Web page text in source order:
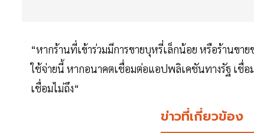
“หากร้านที่เข้าร่วมมีการขายบุหรี่เล็กน้อย หรือร้านขา
ใช้จ่ายนี้ หากอนาคตเชื่อมต่อแอปพลิเคชันทางรัฐ เชื่อ
เชื่อมไม่ถึง“
ข่าวที่เกี่ยวข้อง